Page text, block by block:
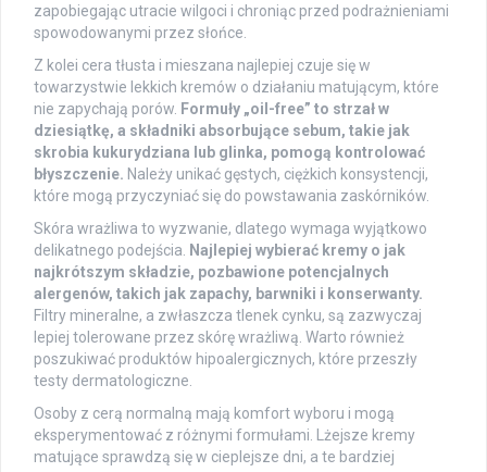
zapobiegając utracie wilgoci i chroniąc przed podrażnieniami
spowodowanymi przez słońce.
Z kolei cera tłusta i mieszana najlepiej czuje się w
towarzystwie lekkich kremów o działaniu matującym, które
nie zapychają porów. Formuły „oil-free” to strzał w
dziesiątkę, a składniki absorbujące sebum, takie jak
skrobia kukurydziana lub glinka, pomogą kontrolować
błyszczenie. Należy unikać gęstych, ciężkich konsystencji,
które mogą przyczyniać się do powstawania zaskórników.
Skóra wrażliwa to wyzwanie, dlatego wymaga wyjątkowo
delikatnego podejścia. Najlepiej wybierać kremy o jak
najkrótszym składzie, pozbawione potencjalnych
alergenów, takich jak zapachy, barwniki i konserwanty.
Filtry mineralne, a zwłaszcza tlenek cynku, są zazwyczaj
lepiej tolerowane przez skórę wrażliwą. Warto również
poszukiwać produktów hipoalergicznych, które przeszły
testy dermatologiczne.
Osoby z cerą normalną mają komfort wyboru i mogą
eksperymentować z różnymi formułami. Lżejsze kremy
matujące sprawdzą się w cieplejsze dni, a te bardziej